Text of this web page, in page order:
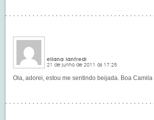
eliana lanfredi
21 de junho de 2011 às 17:25
Ola, adorei, estou me sentindo beijada. Boa Camila